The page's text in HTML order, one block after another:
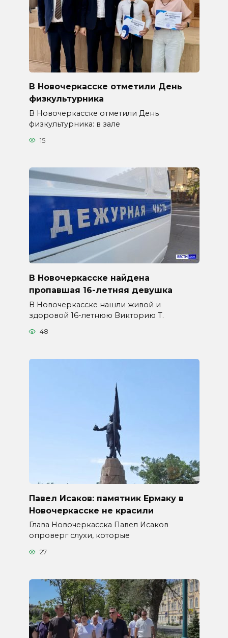
В Новочеркасске отметили День
физкультурника
В Новочеркасске отметили День
физкультурника: в зале
15
В Новочеркасске найдена
пропавшая 16-летняя девушка
В Новочеркасске нашли живой и
здоровой 16-летнюю Викторию Т.
48
Павел Исаков: памятник Ермаку в
Новочеркасске не красили
Глава Новочеркасска Павел Исаков
опроверг слухи, которые
27